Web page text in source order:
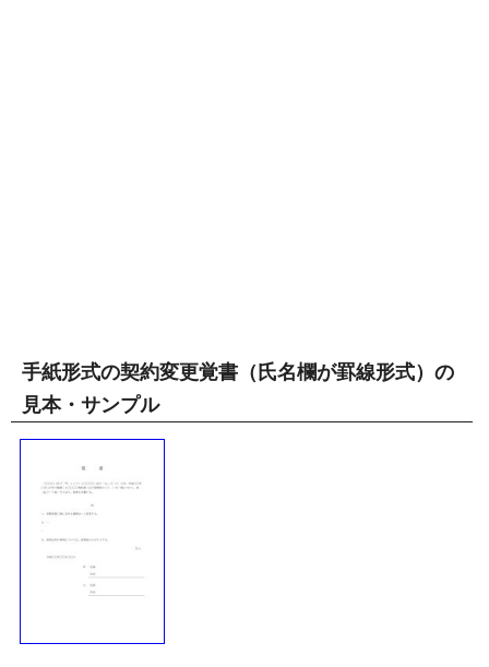
手紙形式の契約変更覚書（氏名欄が罫線形式）の
見本・サンプル